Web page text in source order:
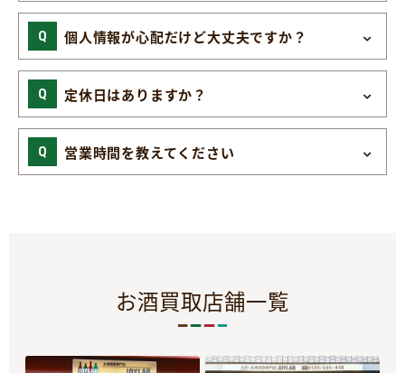
個人情報が心配だけど大丈夫ですか？
定休日はありますか？
営業時間を教えてください
お酒買取店舗一覧